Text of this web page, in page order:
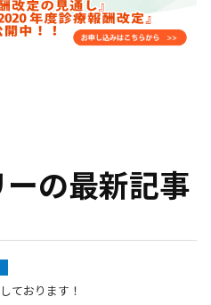
の最新記事
ております！